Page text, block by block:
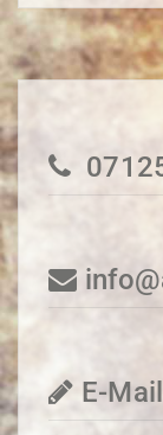
E-